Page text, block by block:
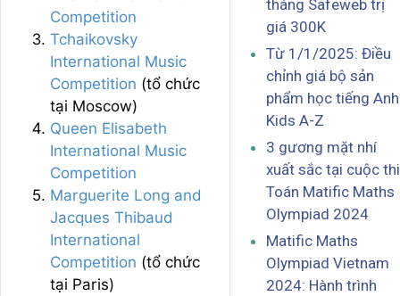
Competition
Tchaikovsky
International Music
Competition (tổ chức
tại Moscow)
Queen Elisabeth
International Music
Competition
Marguerite Long and
Jacques Thibaud
International
Competition (tổ chức
tại Paris)
tháng Safeweb trị
giá 300K
Từ 1/1/2025: Điều
chỉnh giá bộ sản
phẩm học tiếng Anh
Kids A-Z
3 gương mặt nhí
xuất sắc tại cuộc thi
Toán Matific Maths
Olympiad 2024
Matific Maths
Olympiad Vietnam
2024: Hành trình